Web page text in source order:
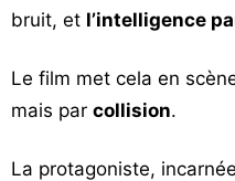
bruit, et l’intelligence
Le film met cela en
mais par collision.
La protagoniste,